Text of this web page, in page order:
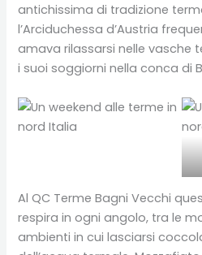
antichissima di tradizione
l’Arciduchessa d’Austria
amava rilassarsi nelle vasche
i suoi soggiorni nella conca di
Al QC Terme Bagni Vecchi
respira in ogni angolo, tra le
ambienti in cui lasciarsi